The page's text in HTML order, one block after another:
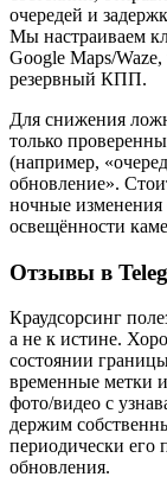
очередей и
Мы настраиваем
Google Maps/
резервный КПП.
Для снижения
только
(например,
обновление».
ночные изменения
освещённости
Отзывы в
Краудсорсинг
а не к истине.
состоянии
временные метки
фото/видео с
держим
периодически его
обновления.